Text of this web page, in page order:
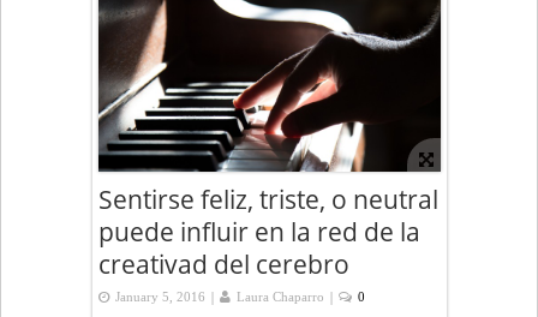
Sentirse feliz, triste, o neutral
puede influir en la red de la
creativad del cerebro
January 5, 2016 | Laura Chaparro | 0